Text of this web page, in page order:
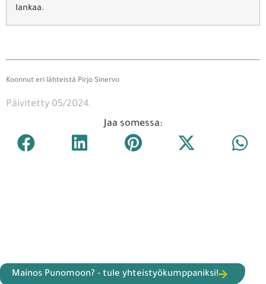
lankaa.
Koonnut eri lähteistä Pirjo Sinervo
Päivitetty 05/2024
Jaa somessa:
Mainos Punomoon? - tule yhteistyökumppaniksi!